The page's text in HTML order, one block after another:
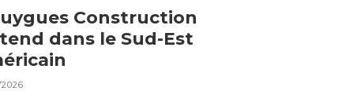
Construction
dans le Sud-Est